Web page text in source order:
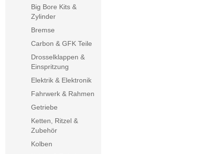
Big Bore Kits &
Zylinder
Bremse
Carbon & GFK Teile
Drosselklappen &
Einspritzung
Elektrik & Elektronik
Fahrwerk & Rahmen
Getriebe
Ketten, Ritzel &
Zubehör
Kolben